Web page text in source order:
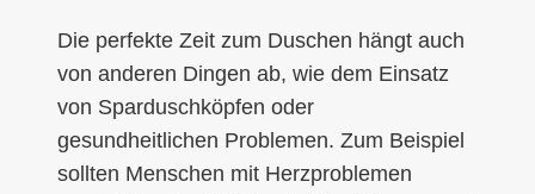
Die perfekte Zeit zum Duschen hängt auch
von anderen Dingen ab, wie dem Einsatz
von Sparduschköpfen oder
gesundheitlichen Problemen. Zum Beispiel
sollten Menschen mit Herzproblemen